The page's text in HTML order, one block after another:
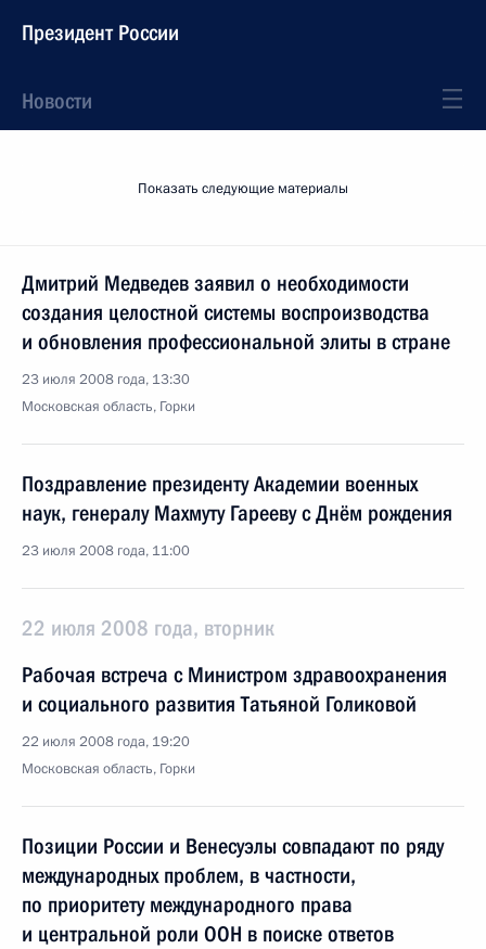
Президент России
Новости
Показать следующие материалы
Дмитрий Медведев заявил о необходимости
создания целостной системы воспроизводства
и обновления профессиональной элиты в стране
23 июля 2008 года, 13:30
Московская область, Горки
Поздравление президенту Академии военных
наук, генералу Махмуту Гарееву с Днём рождения
23 июля 2008 года, 11:00
22 июля 2008 года, вторник
Рабочая встреча с Министром здравоохранения
и социального развития Татьяной Голиковой
22 июля 2008 года, 19:20
Московская область, Горки
Позиции России и Венесуэлы совпадают по ряду
международных проблем, в частности,
по приоритету международного права
и центральной роли ООН в поиске ответов